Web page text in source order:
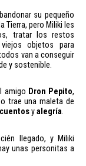
su pequeño
Tierra, pero Miliki les
tratar los restos
objetos para
van a conseguir
y sostenible.
amigo Dron Pepito,
trae una maleta de
cuentosyalegría.
llegado, y Miliki
unas personitas a